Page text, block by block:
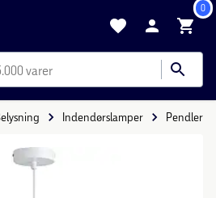
0
varer
Indendørslamper Pendler